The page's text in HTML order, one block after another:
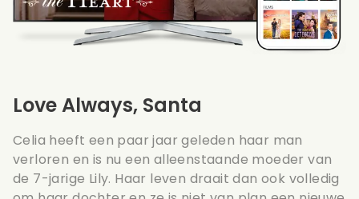
Love Always, Santa
Celia heeft een paar jaar geleden haar man
verloren en is nu een alleenstaande moeder van
de 7-jarige Lily. Haar leven draait dan ook volledig